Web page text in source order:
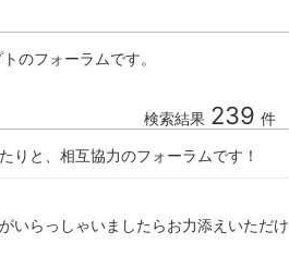
のフォーラムです。
検索結果 239 件
りと、相互協力のフォーラムです！
いらっしゃいましたらお力添えいただけ